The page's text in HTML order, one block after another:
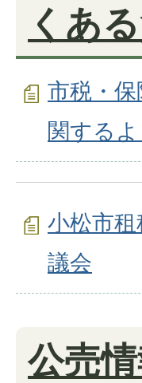
くあ
市税・
関する
小松市
議会
公売